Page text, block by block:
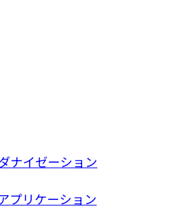
ナイゼーション
プリケーション